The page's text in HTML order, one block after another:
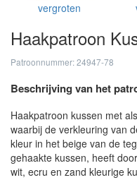
vergroten
Haakpatroon
Patroonnummer: 24947-78
Beschrijving van het
Haakpatroon kussen met
waarbij de verkleuring van
kleur in het beige van de
gehaakte kussen, heeft
wit, ecru en zand kleurige